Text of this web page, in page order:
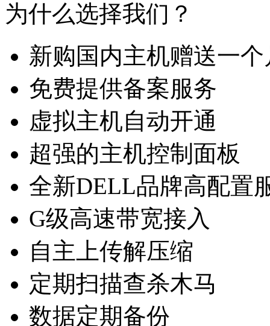
为什么选择我们？
新购国内主机赠送一个
免费提供备案服务
虚拟主机自动开通
超强的主机控制面板
全新DELL品牌高配置
G级高速带宽接入
自主上传解压缩
定期扫描查杀木马
数据定期备份